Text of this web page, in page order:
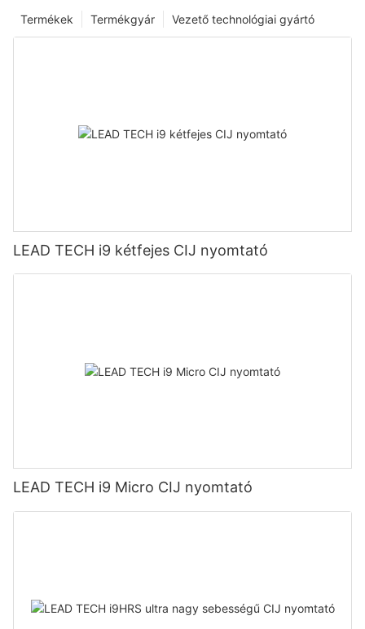
Vezető technológiai gyártó
Termékgyár
Termékek
LEAD TECH i9 kétfejes CIJ nyomtató
LEAD TECH i9 Micro CIJ nyomtató